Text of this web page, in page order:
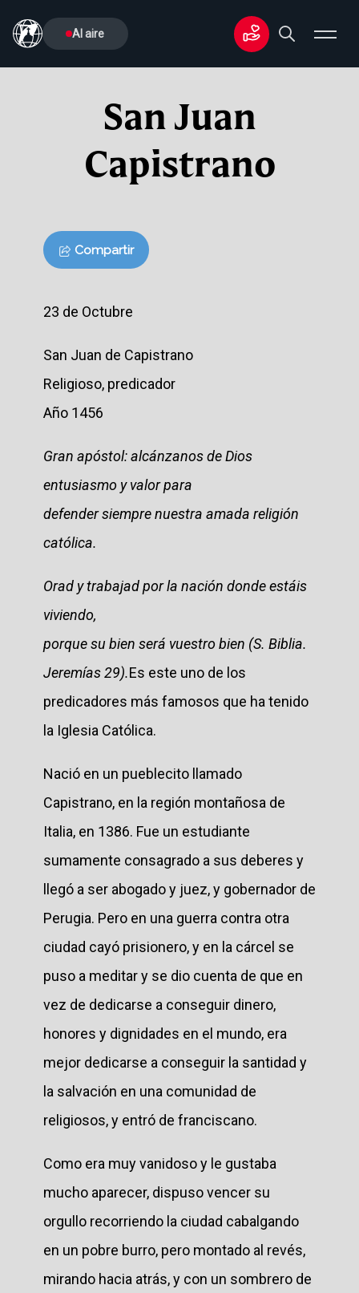
Al aire
San Juan
Capistrano
Compartir
23 de Octubre
San Juan de Capistrano
Religioso, predicador
Año 1456
Gran apóstol: alcánzanos de Dios
entusiasmo y valor para
defender siempre nuestra amada religión
católica.
Orad y trabajad por la nación donde estáis
viviendo,
porque su bien será vuestro bien (S. Biblia.
Jeremías 29).Es este uno de los
predicadores más famosos que ha tenido
la Iglesia Católica.
Nació en un pueblecito llamado
Capistrano, en la región montañosa de
Italia, en 1386. Fue un estudiante
sumamente consagrado a sus deberes y
llegó a ser abogado y juez, y gobernador de
Perugia. Pero en una guerra contra otra
ciudad cayó prisionero, y en la cárcel se
puso a meditar y se dio cuenta de que en
vez de dedicarse a conseguir dinero,
honores y dignidades en el mundo, era
mejor dedicarse a conseguir la santidad y
la salvación en una comunidad de
religiosos, y entró de franciscano.
Como era muy vanidoso y le gustaba
mucho aparecer, dispuso vencer su
orgullo recorriendo la ciudad cabalgando
en un pobre burro, pero montado al revés,
mirando hacia atrás, y con un sombrero de